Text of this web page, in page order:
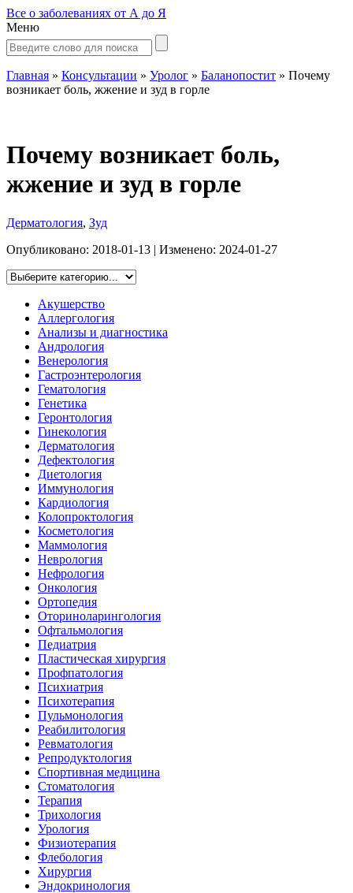
Все о заболеваниях от А до Я
Меню
Главная » Консультации » Уролог » Баланопостит » Почему
возникает боль, жжение и зуд в горле
Почему возникает боль,
жжение и зуд в горле
Дерматология, Зуд
Опубликовано: 2018-01-13 | Изменено: 2024-01-27
Акушерство
Аллергология
Анализы и диагностика
Андрология
Венерология
Гастроэнтерология
Гематология
Генетика
Геронтология
Гинекология
Дерматология
Дефектология
Диетология
Иммунология
Кардиология
Колопроктология
Косметология
Маммология
Неврология
Нефрология
Онкология
Ортопедия
Оториноларингология
Офтальмология
Педиатрия
Пластическая хирургия
Профпатология
Психиатрия
Психотерапия
Пульмонология
Реабилитология
Ревматология
Репродуктология
Спортивная медицина
Стоматология
Терапия
Трихология
Урология
Физиотерапия
Флебология
Хирургия
Эндокринология